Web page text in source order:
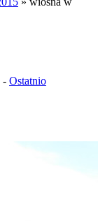
- Ostatnio